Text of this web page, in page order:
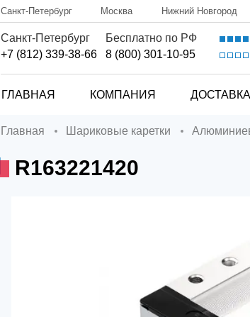
Санкт-Петербург Москва Нижний Новгород
Санкт-Петербург
+7 (812) 339-38-66
Бесплатно по РФ
8 (800) 301-10-95
ГЛАВНАЯ КОМПАНИЯ ДОСТАВКА
Главная Шариковые каретки
R163221420